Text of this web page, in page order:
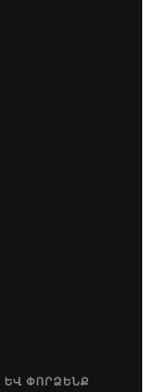
ԵՎ ՓՈՐՁԵՆՔ